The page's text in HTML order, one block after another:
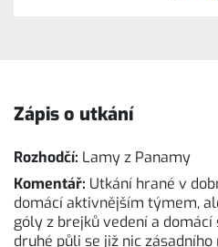
Zápis o utkání
Rozhodčí: Lamy z Panamy
Komentář: Utkání hrané v
domácí aktivnějším týmem,
góly z brejků vedení a
druhé půli se již nic